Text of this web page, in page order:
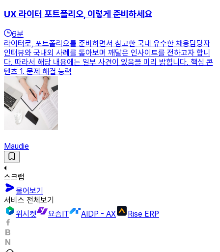
UX 라이터 포트폴리오, 이렇게 준비하세요
6분
라이터로, 포트폴리오를 준비하면서 참고한 국내 유수한 채용담당자
인터뷰와 국내외 사례를 톺아보며 깨달은 인사이트를 전하고자 합니
다. 따라서 해당 내용에는 일부 사견이 있음을 미리 밝힙니다. 핵심 콘
텐츠 1. 문제 해결 능력
Maudie
스크랩
물어보기
서비스 전체보기
위시켓
요즘IT AIDP - AX Rise ERP